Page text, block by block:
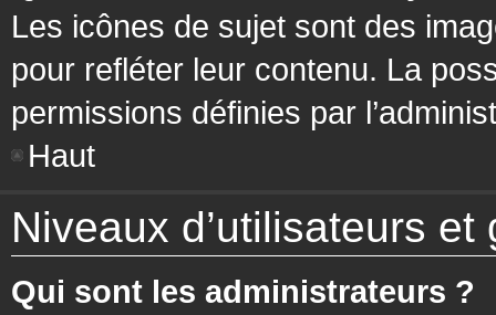
Les icônes de sujet sont des
pour refléter leur contenu. La
permissions définies par
Haut
Niveaux d’utilisateurs et
Qui sont les administrateurs ?